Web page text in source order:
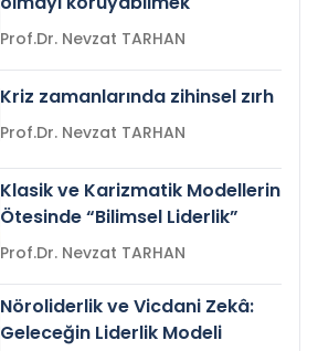
Prof.Dr. Nevzat TARHAN
Kriz zamanlarında zihinsel zırh
Prof.Dr. Nevzat TARHAN
Klasik ve Karizmatik Modellerin
Ötesinde “Bilimsel Liderlik”
Prof.Dr. Nevzat TARHAN
Nöroliderlik ve Vicdani Zekâ:
Geleceğin Liderlik Modeli